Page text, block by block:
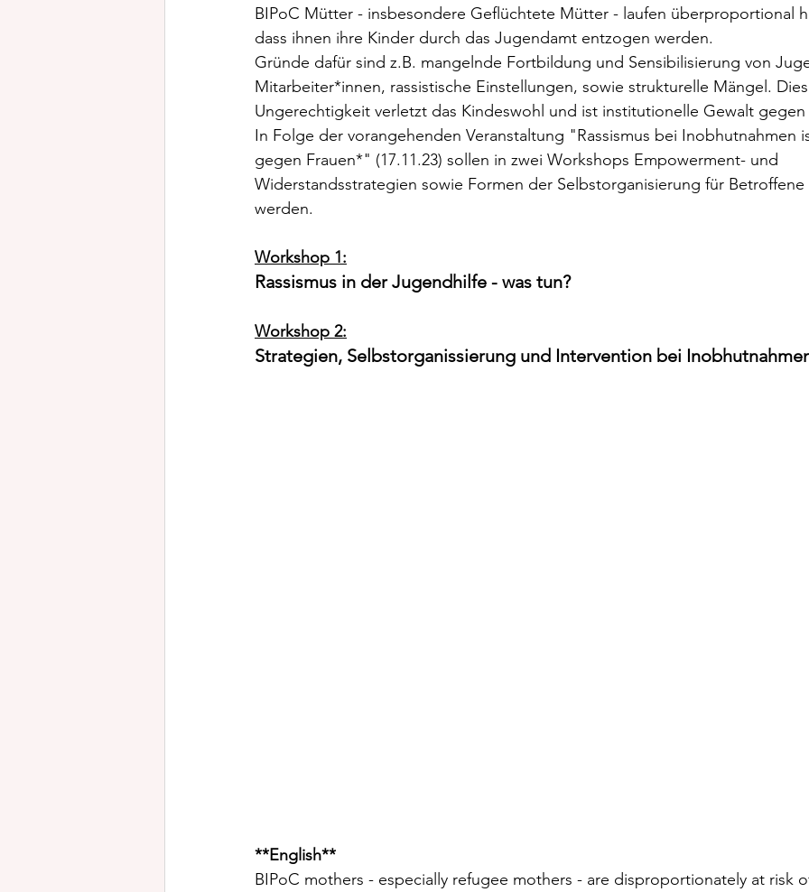
BIPoC Mütter - insbesondere Geflüchtete Mütter - laufen überproportional
dass ihnen ihre Kinder durch das Jugendamt entzogen werden.
Gründe dafür sind z.B. mangelnde Fortbildung und Sensibilisierung von
Mitarbeiter*innen, rassistische Einstellungen, sowie strukturelle Mängel.
Ungerechtigkeit verletzt das Kindeswohl und ist institutionelle Gewalt gegen
In Folge der vorangehenden Veranstaltung "Rassismus bei Inobhutnahmen
gegen Frauen*" (17.11.23) sollen in zwei Workshops Empowerment- und
Widerstandsstrategien sowie Formen der Selbstorganisierung für
werden.
Workshop 1:
Rassismus in der Jugendhilfe - was tun?
Workshop 2:
Strategien, Selbstorganissierung und Intervention bei
**English**
BIPoC mothers - especially refugee mothers - are disproportionately at risk